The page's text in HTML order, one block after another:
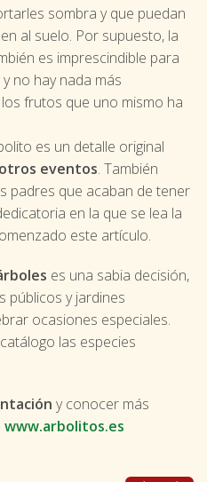
sombra y que puedan
al suelo. Por supuesto, la
es imprescindible para
no hay nada más
frutos que uno mismo ha
es un detalle original
eventos. También
padres que acaban de tener
en la que se lea la
este artículo.
es una sabia decisión,
públicos y jardines
ocasiones especiales.
las especies
y conocer más
www.arbolitos.es